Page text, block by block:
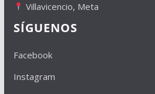
Villavicencio, Meta
SÍGUENOS
Facebook
Instagram